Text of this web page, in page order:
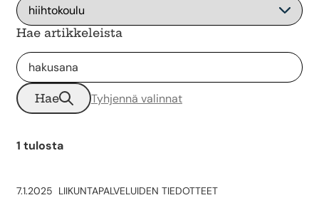
Hae artikkeleista
Hae Tyhjennä valinnat
1 tulosta
7.1.2025 LIIKUNTAPALVELUIDEN TIEDOTTEET